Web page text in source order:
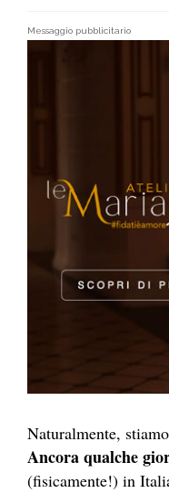
Messaggio pubblicitario
Naturalmente,
Ancora qualche
(fisicamente!) in